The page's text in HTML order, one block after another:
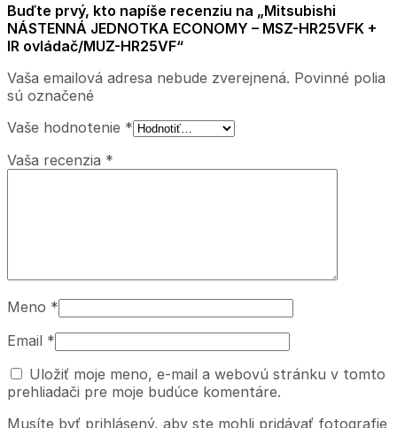
Buďte prvý, kto napíše recenziu na „Mitsubishi
NÁSTENNÁ JEDNOTKA ECONOMY – MSZ-HR25VFK +
IR ovládač/MUZ-HR25VF“
Vaša emailová adresa nebude zverejnená. Povinné polia
sú označené
Vaše hodnotenie *
Vaša recenzia *
Meno *
Email *
Uložiť moje meno, e-mail a webovú stránku v tomto
prehliadači pre moje budúce komentáre.
Musíte byť prihlásený, aby ste mohli pridávať fotografie